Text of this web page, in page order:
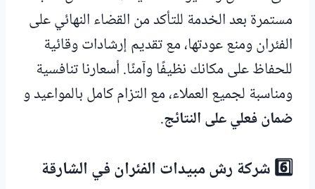
مستمرة بعد الخدمة للتأكد من القضاء النهائي على
الفئران ومنع عودتها، مع تقديم إرشادات وقائية
للحفاظ على مكانك نظيفًا وآمنًا. أسعارنا تنافسية
ومناسبة لجميع العملاء، مع التزام كامل بالمواعيد و
ضمان فعلي على النتائج.
6️⃣ شركة رش مبيدات الفئران في الشارقة